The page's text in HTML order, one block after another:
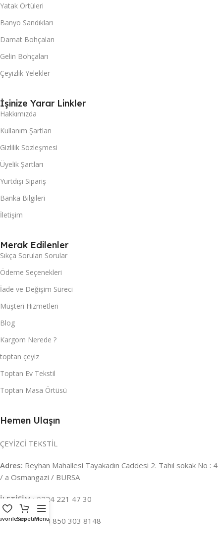
Yatak Örtüleri
Banyo Sandıkları
Damat Bohçaları
Gelin Bohçaları
Çeyizlik Yelekler
İşinize Yarar Linkler
Hakkımızda
Kullanım Şartları
Gizlilik Sözleşmesi
Üyelik Şartları
Yurtdışı Sipariş
Banka Bilgileri
İletişim
Merak Edilenler
Sıkça Sorulan Sorular
Ödeme Seçenekleri
İade ve Değişim Süreci
Müşteri Hizmetleri
Blog
Kargom Nerede ?
toptan çeyiz
Toptan Ev Tekstil
Toptan Masa Örtüsü
Hemen Ulaşın
ÇEYİZCİ TEKSTİL
Adres: Reyhan Mahallesi Tayakadın Caddesi 2. Tahıl sokak No : 4
/ a Osmangazi / BURSA
İLETİŞİM : 0224 221 47 30
WHATSAPP :0 850 303 8148
SepetimMenu